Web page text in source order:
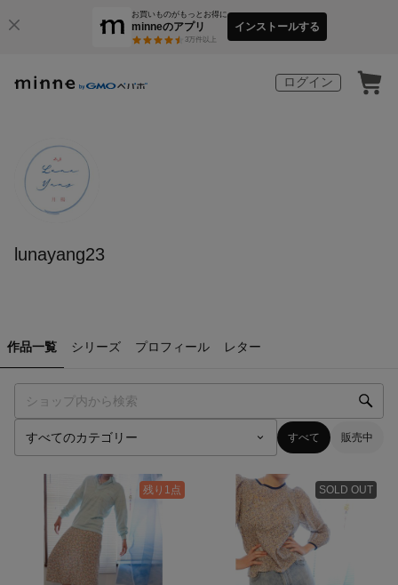
お買いものがもっとお得に
minneのアプリ
3万件以上
インストールする
ログイン
lunayang23
作品一覧 シリーズ プロフィール レター
すべて 販売中
残り1点 SOLD OUT